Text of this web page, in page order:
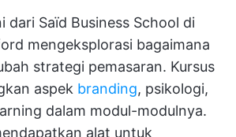
dari Saïd Business School di
mengeksplorasi bagaimana
strategi pemasaran. Kursus
aspek branding, psikologi,
dalam modul-modulnya.
alat untuk